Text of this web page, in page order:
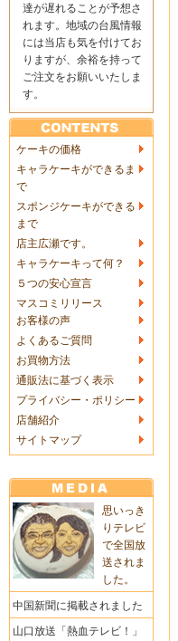
達が遅れることが予想さ
れます。地域の台風情報
には当店も気を付けてお
りますが、余裕を持って
ご注文をお願いいたしま
す。
ケーキの価格
キャラケーキができるま
で
スポンジケーキができる
まで
店主広瀬です。
キャラケーキって何？
５つの安心宣言
マスコミリリース
お客様の声
よくあるご質問
お買物方法
通販法に基づく表示
プライバシー・ポリシー
店舗紹介
サイトマップ
思いっき
りテレビ
で全国放
送されま
した。
中国新聞に掲載されました
山口放送「熱血テレビ！」